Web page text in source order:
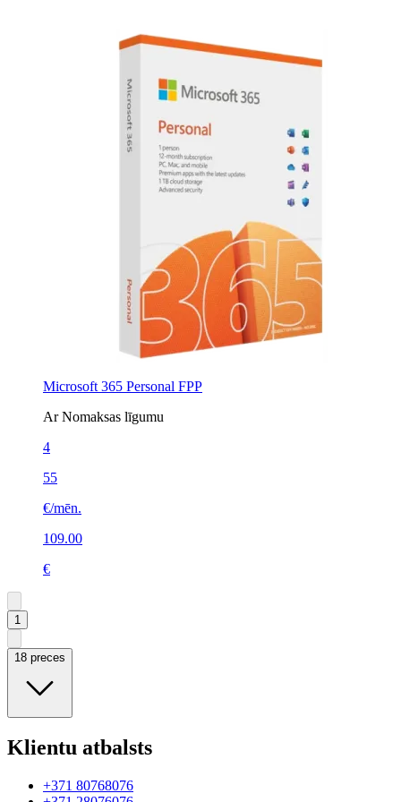
Microsoft 365 Personal FPP
Ar Nomaksas līgumu
4
55
€/mēn.
109.00
€
1
18 preces
Klientu atbalsts
+371 80768076